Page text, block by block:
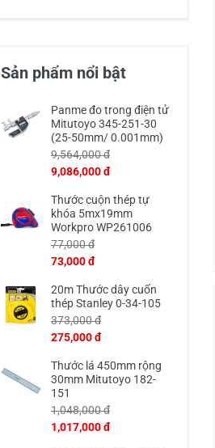
Sản phẩm nổi bật
Panme đo trong điện tử
Mitutoyo 345-251-30
(25-50mm/ 0.001mm)
9,564,000 đ
9,086,000 đ
Thước cuộn thép tự
khóa 5mx19mm
Workpro WP261006
77,000 đ
73,000 đ
20m Thước dây cuốn
thép Stanley 0-34-105
373,000 đ
275,000 đ
Thước lá 450mm rộng
30mm Mitutoyo 182-
151
1,048,000 đ
1,017,000 đ